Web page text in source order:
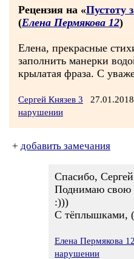
Рецензия на «Пустоту
(Елена Пермякова 12)
Елена, прекрасные
заполнить манерки
крылатая фраза. С
Сергей Князев 3
нарушении
+ добавить замечания
Спасибо,
Поднимаю свою
:)))
С тёплышками,
Елена Пермякова 12
нарушении